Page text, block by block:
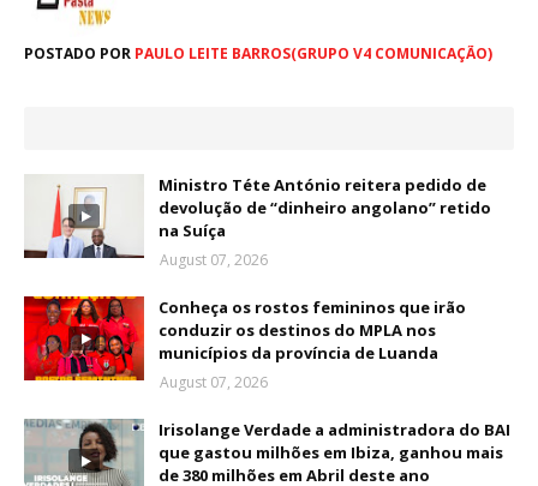
POSTADO POR PAULO LEITE BARROS(GRUPO V4 COMUNICAÇÃO)
Ministro Téte António reitera pedido de
devolução de “dinheiro angolano” retido
na Suíça
August 07, 2026
Conheça os rostos femininos que irão
conduzir os destinos do MPLA nos
municípios da província de Luanda
August 07, 2026
Irisolange Verdade a administradora do BAI
que gastou milhões em Ibiza, ganhou mais
de 380 milhões em Abril deste ano